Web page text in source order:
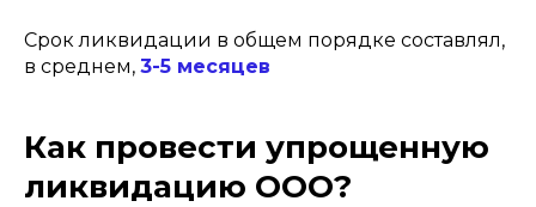
Срок ликвидации в общем порядке составлял,
в среднем, 3-5 месяцев
Как провести упрощенную
ликвидацию ООО?